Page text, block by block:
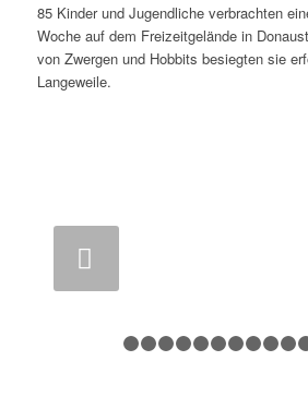
85 Kinder und Jugendliche verbrachten
Woche auf dem Freizeitgelände in
von Zwergen und Hobbits besiegten sie
Langeweile.
1 2 3 4 5